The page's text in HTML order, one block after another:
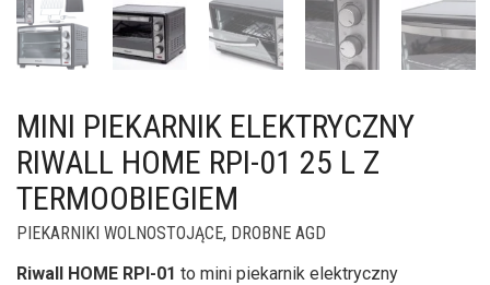
MINI PIEKARNIK ELEKTRYCZNY
RIWALL HOME RPI-01 25 L Z
TERMOOBIEGIEM
PIEKARNIKI WOLNOSTOJĄCE, DROBNE AGD
Riwall HOME RPI-01 to mini piekarnik elektryczny